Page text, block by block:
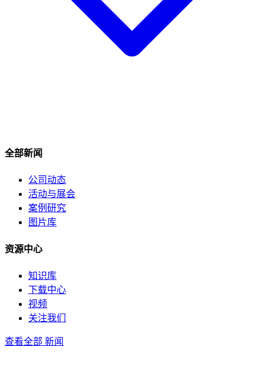
全部新闻
公司动态
活动与展会
案例研究
图片库
资源中心
知识库
下载中心
视频
关注我们
查看全部 新闻